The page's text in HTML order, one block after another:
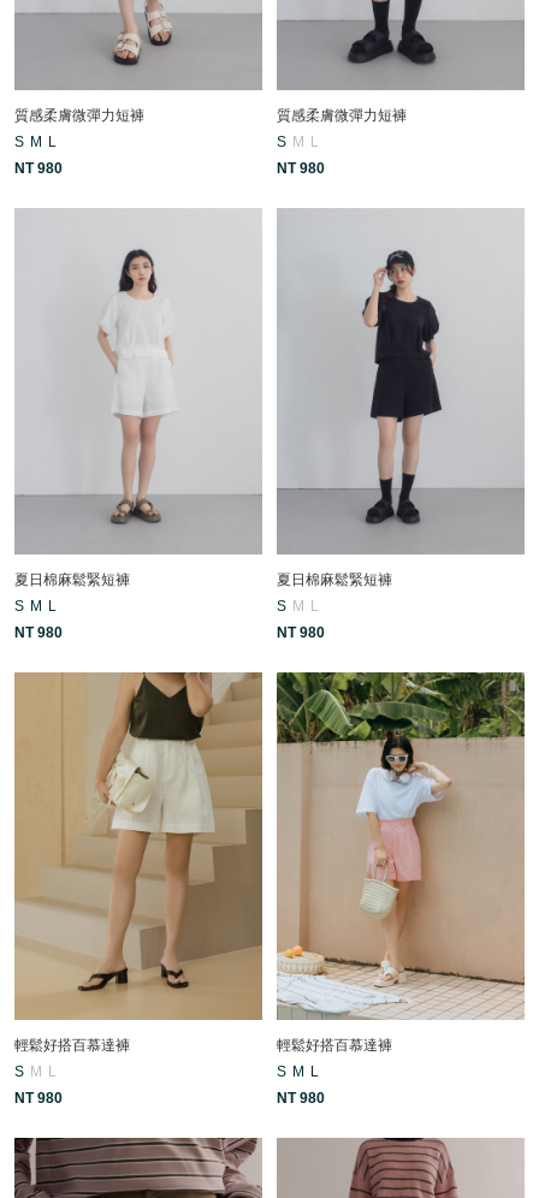
質感柔膚微彈力短褲
S M L
NT 980
質感柔膚微彈力短褲
S M L
NT 980
夏日棉麻鬆緊短褲
S M
L
NT 980
夏日棉麻鬆緊短褲
S M
L
NT 980
輕鬆好搭百慕達褲
S M L
NT 980
輕鬆好搭百慕達褲
S M L
NT 980